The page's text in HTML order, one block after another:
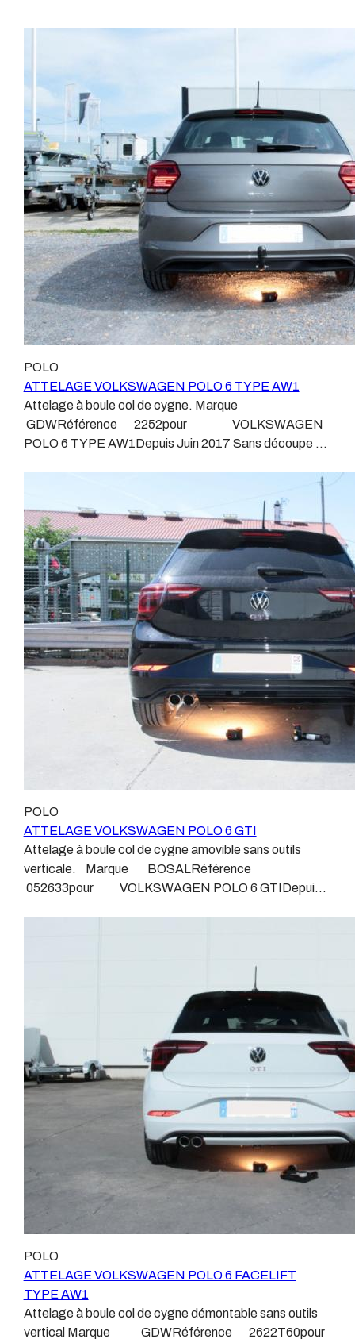
POLO
ATTELAGE VOLKSWAGEN POLO 6 TYPE AW1
Attelage à boule col de cygne. Marque
GDWRéférence 2252pour VOLKSWAGEN
POLO 6 TYPE AW1Depuis Juin 2017 Sans découpe de
Anhängerkupplung VOLKSWAGEN POLO 6 TYPE
AW1 Patrick Remorques se conjugue avec
ATTELAGE depuis 1968. Les temps ont changé depuis
les premiers attelages fabriqués à la demande dans
l’atelier, autour d’un poste à souder et d’un étau.
L’évolution technique et la normalisation sont passées
par là. Maintenant un attelage doit être homologué,
c’est le cas de tous les produits que nous proposons,
sans exception ! Nous ne travaillons qu’avec les
marques homologuées à même d’assurer le suivi de
leurs produits :ATTELAGES
WESTFALIAATTELAGES SIARRATTELAGES
BRINKATTELAGES THULEATTELAGES
BOISNIERATTELAGES GDWATTELAGES
ARAGON Le faisceau électrique est devenu le produit
le plus technique, lui aussi est soumis à normalisation et
homologation. Le faisceau est connecté à votre
véhicule, il doit être prévu à cet effet, supporter les
vibrations et les contraintes auquel il peut être soumis.
Dans certains cas le faisceau connecté modifie la
gestion des assistances à la conduite type EPS, ABS,
faisceaux « d’origine », c'est-à-dire fabriqués
constructeurs. En dehors de quelques rares cas, nous
ne montons jamais de faisceau appelé : adaptable,
universel, modulable, smart…., et quand nous le
faisons, s’il n’existe pas d’autre choix, nous utilisons le
plus haut de gamme du marché, le plus fiable et le plus
stable. Il faut savoir que le montage d’un faisceau non
conforme ou adaptable vous fera perdre tout recours et
toute garantie auprès du constructeur en cas de
défaillance. Ce genre de faisceau est souvent mal
monté, alimenté par les éclairages intérieurs et fait
courir de vrai risque technique à votre véhicule. Nous
n’intervenons pas sur les véhicules ayant ce type de
montage non conforme. Voilà pourquoi il est nécessaire
de confier la pose d'un attelage à un professionnel
normes, nous ne transigeons pas sur ces points. Les
différentes dénominations pour un attelage sont :
Attelage pour voiture, crochet d’attelage, boule pour
voiture, attache remorque, attache voiture, attelage
POLO
ATTELAGE VOLKSWAGEN POLO 6 GTI
Attelage à boule col de cygne amovible sans outils
verticale. Marque BOSALRéférence
052633pour VOLKSWAGEN POLO 6 GTIDepuis
Anhängerkupplung VOLKSWAGEN POLO 6 GTI
Patrick Remorques se conjugue avec ATTELAGE
depuis 1968. Les temps ont changé depuis les premiers
attelages fabriqués à la demande dans l’atelier, autour
d’un poste à souder et d’un étau. L’évolution technique
et la normalisation sont passées par là. Maintenant un
attelage doit être homologué, c’est le cas de tous les
produits que nous proposons, sans exception ! Nous ne
travaillons qu’avec les marques homologuées à même
d’assurer le suivi de leurs produits :ATTELAGES
WESTFALIAATTELAGES SIARRATTELAGES
BRINKATTELAGES THULEATTELAGES
BOISNIERATTELAGES GDWATTELAGES
ARAGON Le faisceau électrique est devenu le produit
le plus technique, lui aussi est soumis à normalisation et
homologation. Le faisceau est connecté à votre
véhicule, il doit être prévu à cet effet, supporter les
vibrations et les contraintes auquel il peut être soumis.
Dans certains cas le faisceau connecté modifie la
gestion des assistances à la conduite type EPS, ABS,
POLO
ATTELAGE VOLKSWAGEN POLO 6 FACELIFT
TYPE AW1
Attelage à boule col de cygne démontable sans outils
vertical Marque GDWRéférence 2622T60pour